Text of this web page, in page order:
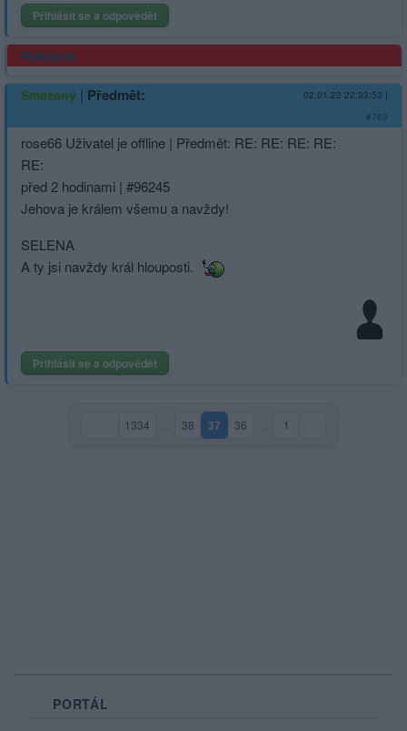
Přihlásit se a odpovědět
Reklama
Smazaný | Předmět: 02.01.22 22:33:53 |
#763
rose66 Uživatel je offline | Předmět: RE: RE: RE: RE:
RE:
před 2 hodinami | #96245
Jehova je králem všemu a navždy!
SELENA
A ty jsi navždy král hlouposti.
Přihlásit se a odpovědět
1334 38 37(aktuální strana)
36 1
PORTÁL